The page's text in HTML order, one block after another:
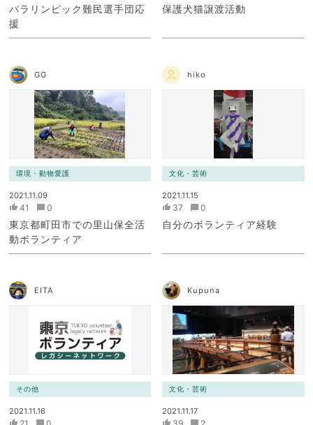
パラリンピック難民選手団応
援
保護犬猫譲渡活動
GG
環境・動物愛護
2021.11.09
41 0
東京都町田市での里山保全活
動ボランティア
hiko
文化・芸術
2021.11.15
37 0
自分のボランティア経験
EITA
その他
2021.11.16
Kupuna
文化・芸術
2021.11.17